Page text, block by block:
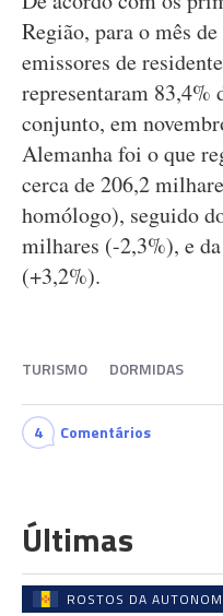
Região, para o mês
emissores de
representaram 83,4%
conjunto, em
Alemanha foi o que
cerca de 206,2
homólogo), seguido
milhares (-2,3%), e
(+3,2%).
TURISMO DORMIDAS
4 Comentários
Últimas
ROSTOS DA